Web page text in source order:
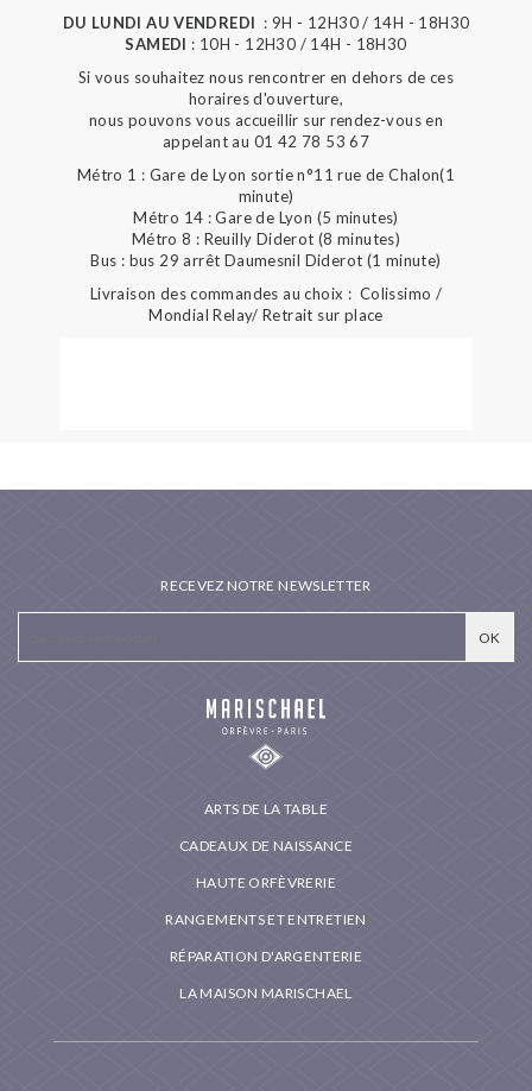
DU LUNDI AU VENDREDI : 9H - 12H30 / 14H - 18H30
SAMEDI : 10H - 12H30 / 14H - 18H30
Si vous souhaitez nous rencontrer en dehors de ces
horaires d'ouverture,
nous pouvons vous accueillir sur rendez-vous en
appelant au 01 42 78 53 67
Métro 1 : Gare de Lyon sortie n°11 rue de Chalon(1
minute)
Métro 14 : Gare de Lyon (5 minutes)
Métro 8 : Reuilly Diderot (8 minutes)
Bus : bus 29 arrêt Daumesnil Diderot (1 minute)
Livraison des commandes au choix : Colissimo /
Mondial Relay/ Retrait sur place
ARTS DE LA TABLE
CADEAUX DE NAISSANCE
HAUTE ORFÈVRERIE
RANGEMENTS ET ENTRETIEN
RÉPARATION D'ARGENTERIE
LA MAISON MARISCHAEL
RECEVEZ NOTRE NEWSLETTER